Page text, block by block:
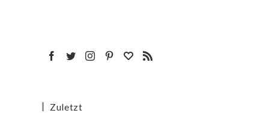
Zuletzt